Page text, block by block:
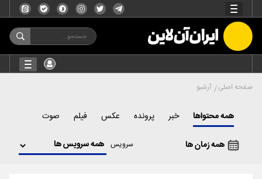
صفحه اصلی آرشیو
همه محتواها خبر پرونده عکس فیلم صوت
همه زمان ها سرویس